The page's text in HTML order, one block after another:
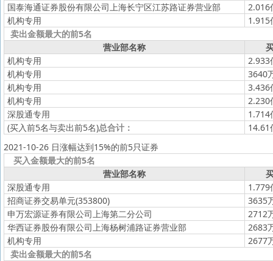
国泰海通证券股份有限公司上海长宁区江苏路证券营业部
2.016
机构专用
1.915
卖出金额最大的前5名
营业部名称
机构专用
2.933
机构专用
3640
机构专用
3.436
机构专用
2.230
深股通专用
1.714
(买入前5名与卖出前5名)总合计：
14.61
2021-10-26 日涨幅达到15%的前5只证券
买入金额最大的前5名
营业部名称
深股通专用
1.779
招商证券交易单元(353800)
3635
申万宏源证券有限公司上海第二分公司
2712
华西证券股份有限公司上海杨树浦路证券营业部
2683
机构专用
2677
卖出金额最大的前5名